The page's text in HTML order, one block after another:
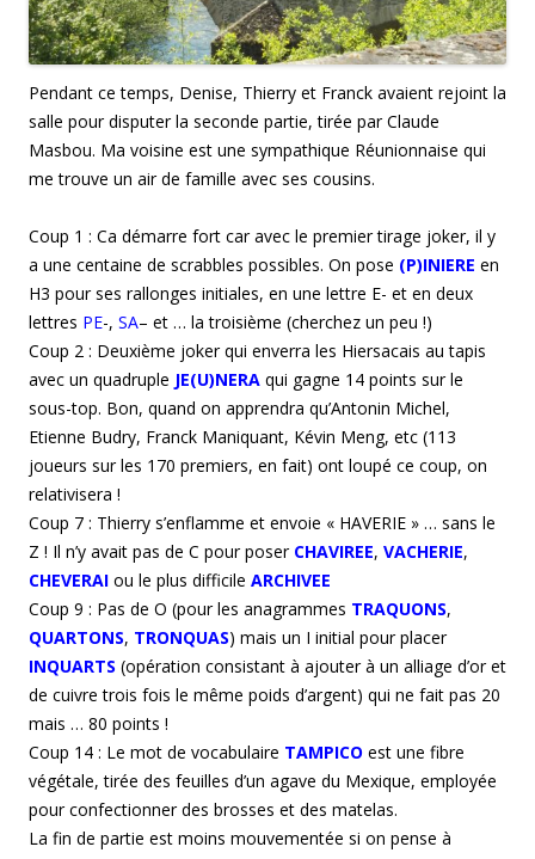
Pendant ce temps, Denise, Thierry et Franck avaient rejoint la
salle pour disputer la seconde partie, tirée par Claude
Masbou. Ma voisine est une sympathique Réunionnaise qui
me trouve un air de famille avec ses cousins.
Coup 1 : Ca démarre fort car avec le premier tirage joker, il y
a une centaine de scrabbles possibles. On pose (P)INIERE en
H3 pour ses rallonges initiales, en une lettre E- et en deux
lettres PE-, SA– et … la troisième (cherchez un peu !)
Coup 2 : Deuxième joker qui enverra les Hiersacais au tapis
avec un quadruple JE(U)NERA qui gagne 14 points sur le
sous-top. Bon, quand on apprendra qu’Antonin Michel,
Etienne Budry, Franck Maniquant, Kévin Meng, etc (113
joueurs sur les 170 premiers, en fait) ont loupé ce coup, on
relativisera !
Coup 7 : Thierry s’enflamme et envoie « HAVERIE » … sans le
Z ! Il n’y avait pas de C pour poser CHAVIREE, VACHERIE,
CHEVERAI ou le plus difficile ARCHIVEE
Coup 9 : Pas de O (pour les anagrammes TRAQUONS,
QUARTONS, TRONQUAS) mais un I initial pour placer
INQUARTS (opération consistant à ajouter à un alliage d’or et
de cuivre trois fois le même poids d’argent) qui ne fait pas 20
mais … 80 points !
Coup 14 : Le mot de vocabulaire TAMPICO est une fibre
végétale, tirée des feuilles d’un agave du Mexique, employée
pour confectionner des brosses et des matelas.
La fin de partie est moins mouvementée si on pense à